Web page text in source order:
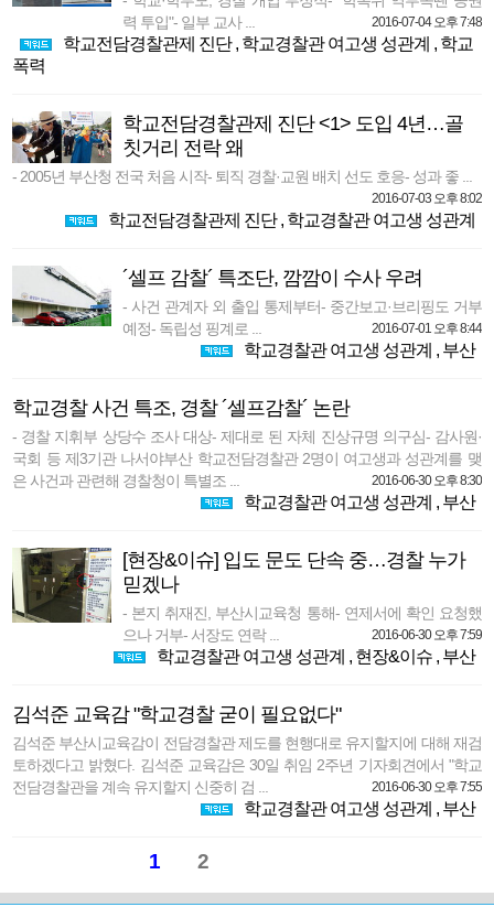
력 투입"- 일부 교사 ...
2016-07-04 오후 7:48
학교전담경찰관제 진단, 학교경찰관 여고생 성관계 , 학교
폭력
학교전담경찰관제 진단 <1> 도입 4년…골
칫거리 전락 왜
- 2005년 부산청 전국 처음 시작- 퇴직 경찰·교원 배치 선도 호응- 성과 좋 ...
2016-07-03 오후 8:02
학교전담경찰관제 진단, 학교경찰관 여고생 성관계
´셀프 감찰´ 특조단, 깜깜이 수사 우려
- 사건 관계자 외 출입 통제부터- 중간보고·브리핑도 거부
예정- 독립성 핑계로 ...
2016-07-01 오후 8:44
학교경찰관 여고생 성관계 , 부산
학교경찰 사건 특조, 경찰 ´셀프감찰´ 논란
- 경찰 지휘부 상당수 조사 대상- 제대로 된 자체 진상규명 의구심- 감사원·
국회 등 제3기관 나서야부산 학교전담경찰관 2명이 여고생과 성관계를 맺
은 사건과 관련해 경찰청이 특별조 ...
2016-06-30 오후 8:30
학교경찰관 여고생 성관계 , 부산
[현장&이슈] 입도 문도 단속 중…경찰 누가
믿겠나
- 본지 취재진, 부산시교육청 통해- 연제서에 확인 요청했
으나 거부- 서장도 연락 ...
2016-06-30 오후 7:59
학교경찰관 여고생 성관계 , 현장&이슈, 부산
김석준 교육감 "학교경찰 굳이 필요없다"
김석준 부산시교육감이 전담경찰관 제도를 현행대로 유지할지에 대해 재검
토하겠다고 밝혔다. 김석준 교육감은 30일 취임 2주년 기자회견에서 "학교
전담경찰관을 계속 유지할지 신중히 검 ...
2016-06-30 오후 7:55
학교경찰관 여고생 성관계 , 부산
1 2